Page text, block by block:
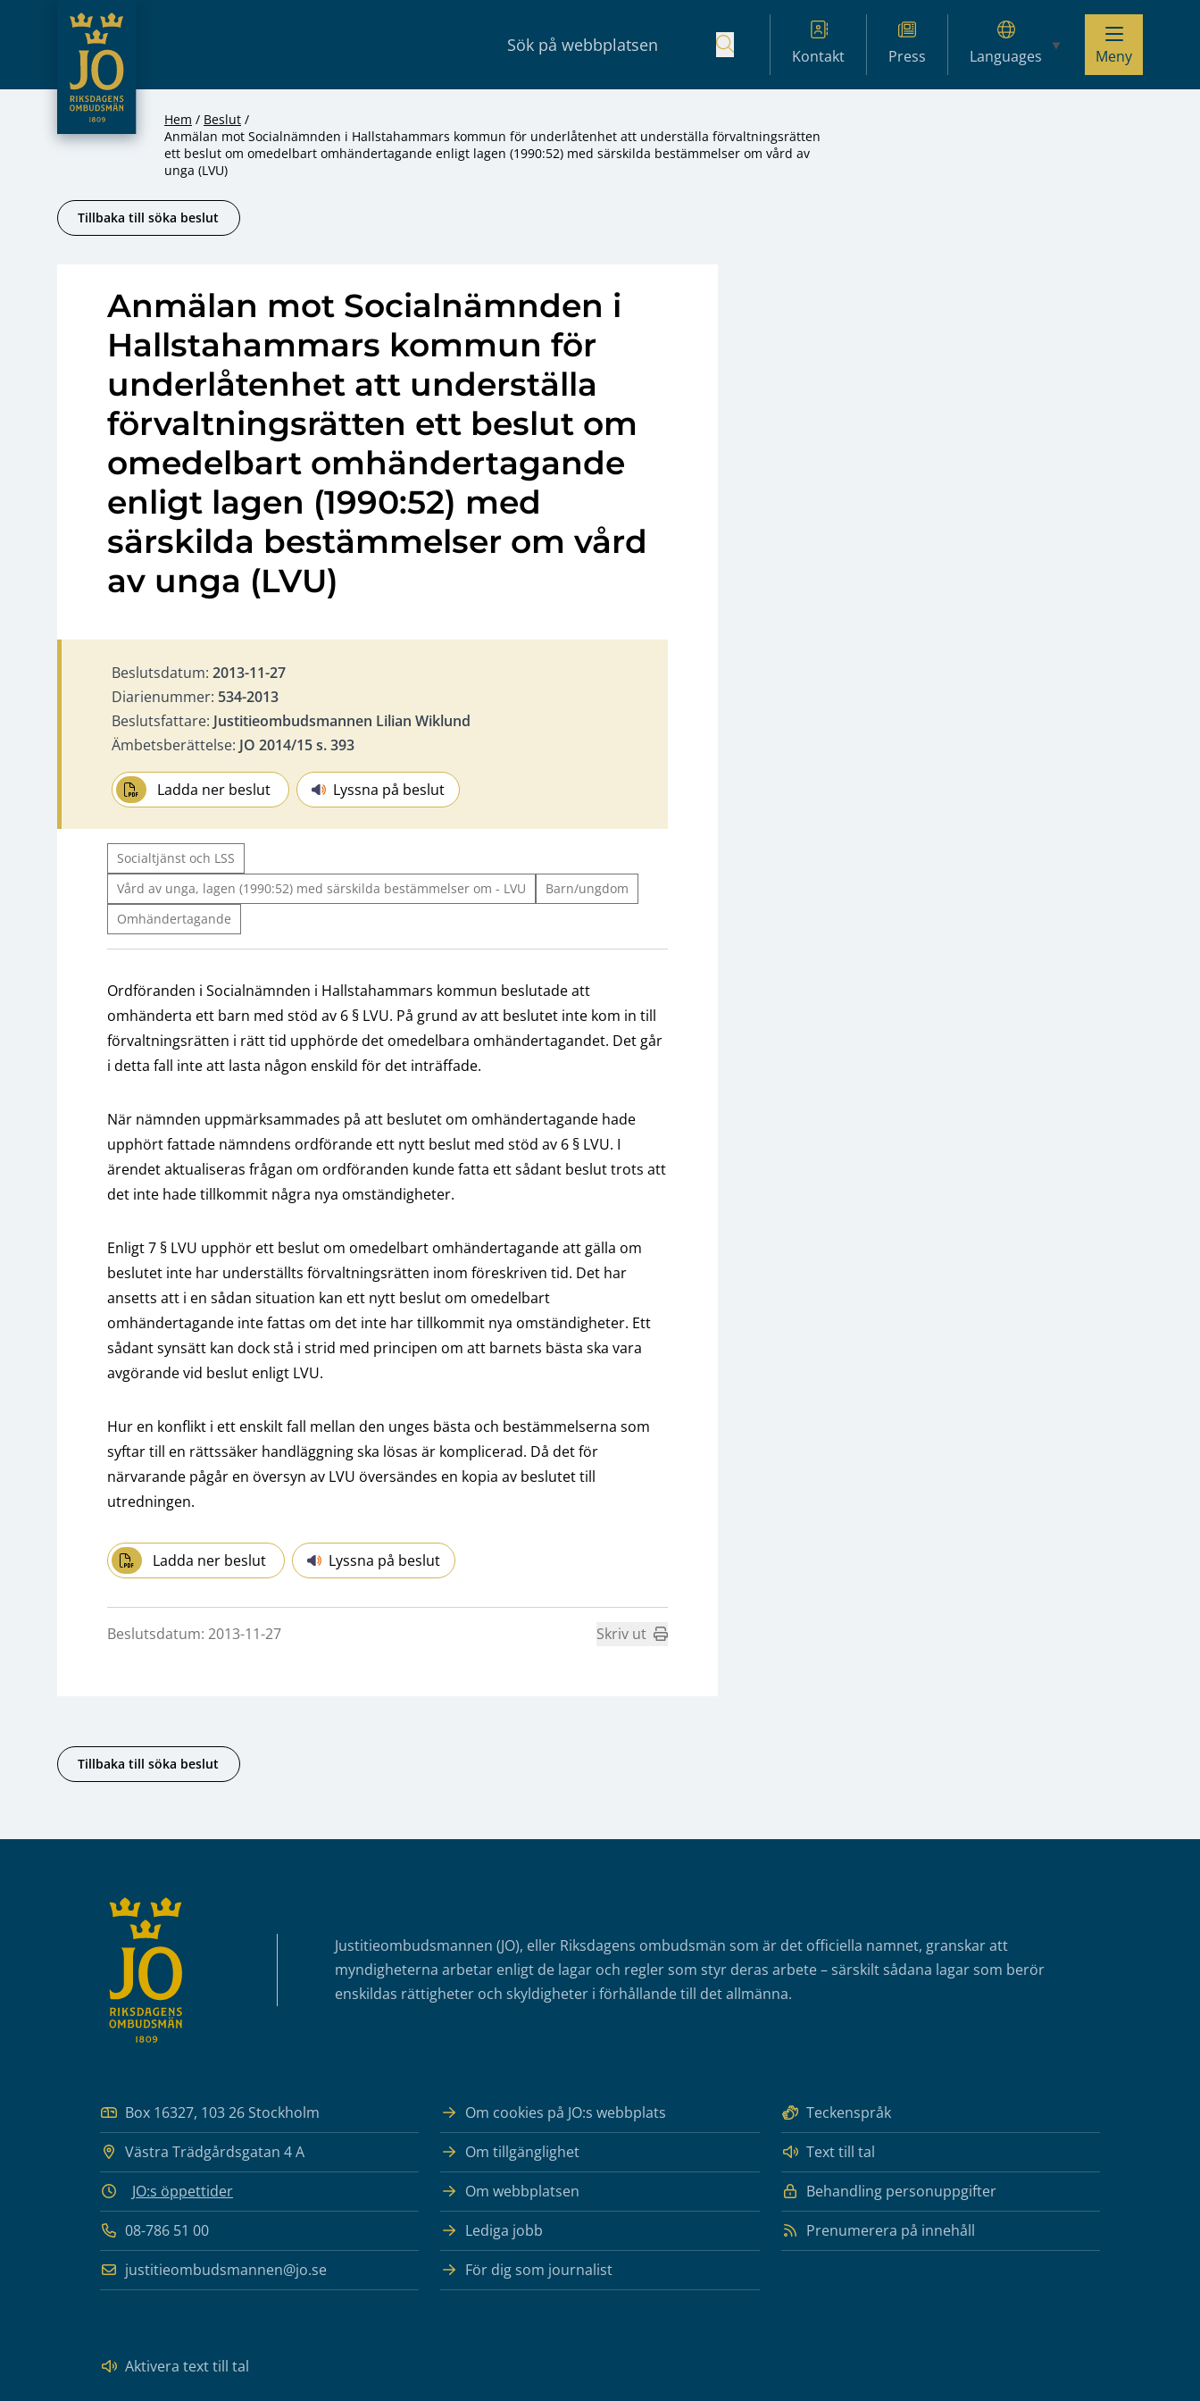
Hoppa till innehåll
JO – Riksdagens Ombudsmän
Kontakt Press Languages Meny
Hem
Beslut
Anmälan mot Socialnämnden i Hallstahammars kommun för underlåtenhet att underställa förvaltningsrätten
ett beslut om omedelbart omhändertagande enligt lagen (1990:52) med särskilda bestämmelser om vård av
unga (LVU)
Tillbaka till söka beslut
Anmälan mot Socialnämnden i
Hallstahammars kommun för
underlåtenhet att underställa
förvaltningsrätten ett beslut om
omedelbart omhändertagande
enligt lagen (1990:52) med
särskilda bestämmelser om vård
av unga (LVU)
Beslutsdatum: 2013-11-27
Diarienummer: 534-2013
Beslutsfattare: Justitieombudsmannen Lilian Wiklund
Ämbetsberättelse: JO 2014/15 s. 393
Ladda ner beslut Lyssna på beslut
Socialtjänst och LSS
Vård av unga, lagen (1990:52) med särskilda bestämmelser om - LVU
Barn/ungdom
Omhändertagande
Ordföranden i Socialnämnden i Hallstahammars kommun beslutade att
omhänderta ett barn med stöd av 6 § LVU. På grund av att beslutet inte kom in till
förvaltningsrätten i rätt tid upphörde det omedelbara omhändertagandet. Det går
i detta fall inte att lasta någon enskild för det inträffade.
När nämnden uppmärksammades på att beslutet om omhändertagande hade
upphört fattade nämndens ordförande ett nytt beslut med stöd av 6 § LVU. I
ärendet aktualiseras frågan om ordföranden kunde fatta ett sådant beslut trots att
det inte hade tillkommit några nya omständigheter.
Enligt 7 § LVU upphör ett beslut om omedelbart omhändertagande att gälla om
beslutet inte har underställts förvaltningsrätten inom föreskriven tid. Det har
ansetts att i en sådan situation kan ett nytt beslut om omedelbart
omhändertagande inte fattas om det inte har tillkommit nya omständigheter. Ett
sådant synsätt kan dock stå i strid med principen om att barnets bästa ska vara
avgörande vid beslut enligt LVU.
Hur en konflikt i ett enskilt fall mellan den unges bästa och bestämmelserna som
syftar till en rättssäker handläggning ska lösas är komplicerad. Då det för
närvarande pågår en översyn av LVU översändes en kopia av beslutet till
utredningen.
Ladda ner beslut Lyssna på beslut
Beslutsdatum: 2013-11-27 Skriv ut
Tillbaka till söka beslut
Justitieombudsmannen (JO), eller Riksdagens ombudsmän som är det officiella namnet, granskar att
myndigheterna arbetar enligt de lagar och regler som styr deras arbete – särskilt sådana lagar som berör
enskildas rättigheter och skyldigheter i förhållande till det allmänna.
Box 16327, 103 26 Stockholm
Västra Trädgårdsgatan 4 A
JO:s öppettider
08-786 51 00
justitieombudsmannen@jo.se
Om cookies på JO:s webbplats
Teckenspråk
Om tillgänglighet
Text till tal
Om webbplatsen
Behandling personuppgifter
Lediga jobb
Prenumerera på innehåll
För dig som journalist
Aktivera text till tal